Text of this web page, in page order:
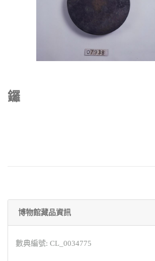
鑼
博物館藏品資訊
數典編號: CL_0034775